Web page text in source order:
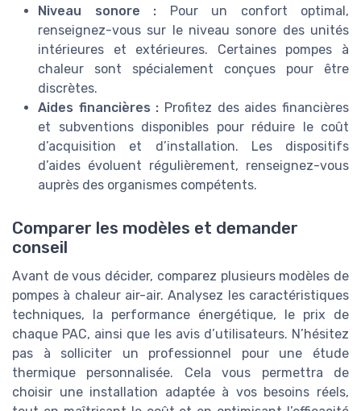
Niveau sonore : Pour un confort optimal,
renseignez-vous sur le niveau sonore des unités
intérieures et extérieures. Certaines pompes à
chaleur sont spécialement conçues pour être
discrètes.
Aides financières : Profitez des aides financières
et subventions disponibles pour réduire le coût
d’acquisition et d’installation. Les dispositifs
d’aides évoluent régulièrement, renseignez-vous
auprès des organismes compétents.
Comparer les modèles et demander
conseil
Avant de vous décider, comparez plusieurs modèles de
pompes à chaleur air-air. Analysez les caractéristiques
techniques, la performance énergétique, le prix de
chaque PAC, ainsi que les avis d’utilisateurs. N’hésitez
pas à solliciter un professionnel pour une étude
thermique personnalisée. Cela vous permettra de
choisir une installation adaptée à vos besoins réels,